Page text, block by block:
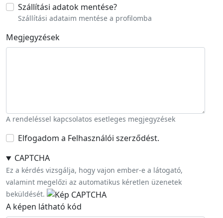
Szállítási adatok mentése?
Szállítási adataim mentése a profilomba
Megjegyzések
A rendeléssel kapcsolatos esetleges megjegyzések
Elfogadom a Felhasználói szerződést.
CAPTCHA
Ez a kérdés vizsgálja, hogy vajon ember-e a látogató,
valamint megelőzi az automatikus kéretlen üzenetek
beküldését.
A képen látható kód